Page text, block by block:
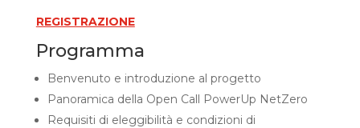
REGISTRAZIONE
Programma
Benvenuto e introduzione al progetto
Panoramica della Open Call PowerUp NetZero
Requisiti di eleggibilità e condizioni di